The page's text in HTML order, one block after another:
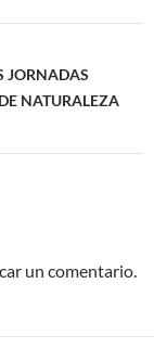
JORNADAS
NATURALEZA
un comentario.